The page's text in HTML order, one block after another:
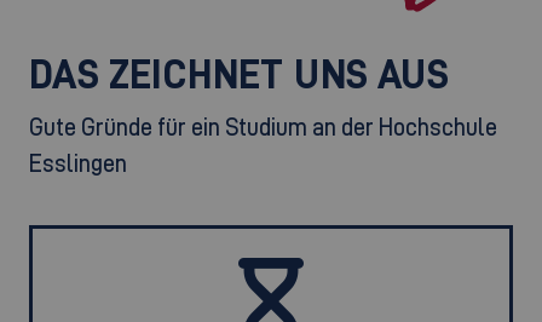
DAS ZEICHNET UNS AUS
Gute Gründe für ein Studium an der Hochschule
Esslingen